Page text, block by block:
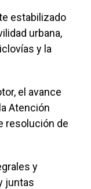
estabilizado
urbana,
y la
el avance
Atención
resolución de
y
juntas